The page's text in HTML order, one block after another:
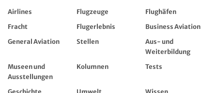
Airlines Flugzeuge
Flughäfen
Fracht
Flugerlebnis
Business Aviation
General Aviation
Stellen
Aus- und
Weiterbildung
Museen und
Ausstellungen
Kolumnen Tests